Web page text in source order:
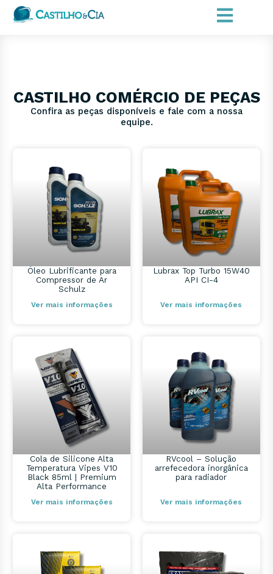
CASTILHO COMÉRCIO DE PEÇAS
Confira as peças disponíveis e fale com a nossa
equipe.
Óleo Lubrificante para
Compressor de Ar
Schulz
Ver mais informações
Lubrax Top Turbo 15W40
API CI-4
Ver mais informações
Cola de Silicone Alta
Temperatura Vipes V10
Black 85ml | Premium
Alta Performance
Ver mais informações
RVcool – Solução
arrefecedora inorgânica
para radiador
Ver mais informações